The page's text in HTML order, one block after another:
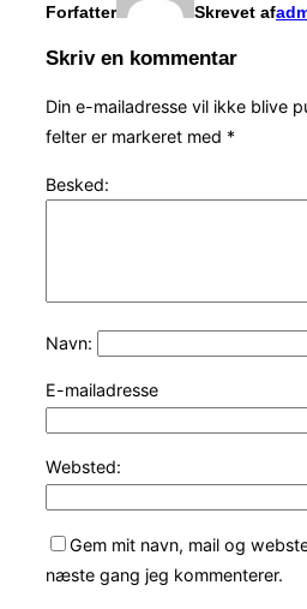
Forfatter Skrevet af
Skriv en kommentar
Din e-mailadresse vil ikke blive
felter er markeret med *
Besked:
Navn:
E-mailadresse
Websted:
Gem mit navn, mail og
næste gang jeg kommenterer.